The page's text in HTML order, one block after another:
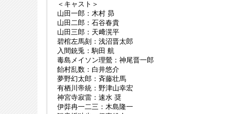
＜キャスト＞
山田一郎：木村 昴
山田二郎：石谷春貴
山田三郎：天﨑滉平
碧棺左馬刻：浅沼晋太郎
入間銃兎：駒田 航
毒島メイソン理鶯：神尾晋一郎
飴村乱数：白井悠介
夢野幻太郎：斉藤壮馬
有栖川帝統：野津山幸宏
神宮寺寂雷：速水 奨
伊弉冉一二三：木島隆一